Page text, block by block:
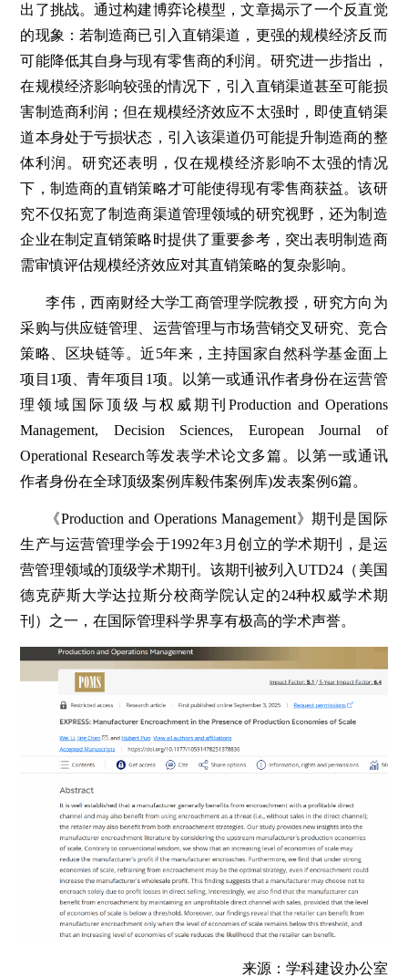
出了挑战。通过构建博弈论模型，文章揭示了一个反直觉
的现象：若制造商已引入直销渠道，更强的规模经济反而
可能降低其自身与现有零售商的利润。研究进一步指出，
在规模经济影响较强的情况下，引入直销渠道甚至可能损
害制造商利润；但在规模经济效应不太强时，即使直销渠
道本身处于亏损状态，引入该渠道仍可能提升制造商的整
体利润。研究还表明，仅在规模经济影响不太强的情况
下，制造商的直销策略才可能使得现有零售商获益。该研
究不仅拓宽了制造商渠道管理领域的研究视野，还为制造
企业在制定直销策略时提供了重要参考，突出表明制造商
需审慎评估规模经济效应对其直销策略的复杂影响。
李伟，西南财经大学工商管理学院教授，研究方向为
采购与供应链管理、运营管理与市场营销交叉研究、竞合
策略、区块链等。近5年来，主持国家自然科学基金面上
项目1项、青年项目1项。以第一或通讯作者身份在运营管
理领域国际顶级与权威期刊Production and Operations
Management, Decision Sciences, European Journal of
Operational Research等发表学术论文多篇。以第一或通讯
作者身份在全球顶级案例库毅伟案例库)发表案例6篇。
《Production and Operations Management》期刊是国际
生产与运营管理学会于1992年3月创立的学术期刊，是运
营管理领域的顶级学术期刊。该期刊被列入UTD24（美国
德克萨斯大学达拉斯分校商学院认定的24种权威学术期
刊）之一，在国际管理科学界享有极高的学术声誉。
来源：学科建设办公室